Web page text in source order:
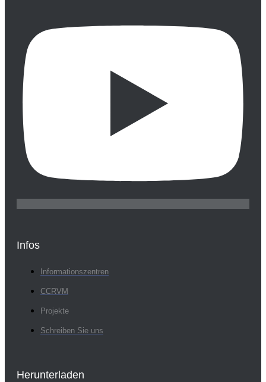
Infos
Informationszentren
CCRVM
Projekte
Schreiben Sie uns
Herunterladen